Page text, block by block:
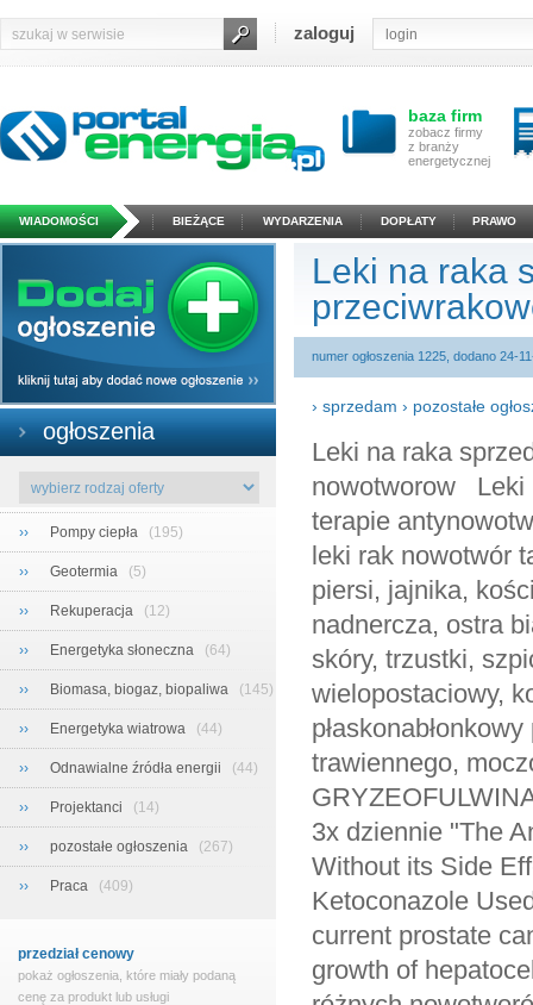
zaloguj
baza firm
zobacz firmy
z branży
energetycznej
WIADOMOŚCI BIEŻĄCE WYDARZENIA DOPŁATY PRAWO
ogłoszenia
›› Pompy ciepła (195)
›› Geotermia (5)
›› Rekuperacja (12)
›› Energetyka słoneczna (64)
›› Biomasa, biogaz, biopaliwa (145)
›› Energetyka wiatrowa (44)
›› Odnawialne źródła energii (44)
›› Projektanci (14)
›› pozostałe ogłoszenia (267)
›› Praca (409)
przedział cenowy
pokaż ogłoszenia, które miały podaną
cenę za produkt lub usługi
Leki na raka
numer ogłoszenia 1225, dodano 24-
› sprzedam › pozostałe
Leki na raka sprzedam cytostatyki nowotwor przeciwrakowe terapia nowotworow Leki przeciwpasożytnicze, przeciwgrzybicze, antybiotyki terapie antynowotworowe w leczeniu raka alternatywne eksperymentalne leki rak nowotwór tarczycy, prostaty, wątroby, skóry, płuc, jelita grubego, piersi, jajnika, kości, mózgu, odbytu, wątrobowokomórkowy, kory nadnercza, ostra białaczka szpikowa, głowy i szyi, podstawnokomórkowy skóry, trzustki, szpiczak mnogi, kostniakomięsak, mięsak, rdzeniak, glejak wielopostaciowy, kolczystokomórkowy skóry głowy i szyi, płaskonabłonkowy przełyku, przewlekła białaczka szpikowa, raki systemu trawiennego, moczowego, krwi, reprodukcyjnego, glejak mózgu, czerniak GRYZEOFULWINA Działa na większość rodzajów raka. Dawkowanie 500g 3x dziennie "The Anti-Fungal drug Griseofulvin: Like Chemotheraphy but Without its Side Effects" KETOKONAZOL Rak prostaty "When is Ketoconazole Used for Prostate Cancer?" "The role of ketoconazole in current prostate cancer care" Wątroby "Ketoconazole suppresses the growth of hepatocellular carcinoma" VERMOX MEBENDAZOL Wiele różnych nowotworów "Mebendazole, a well-known anti-helminthic drug in wide clinical use, has anti-cancer properties that have been elucidated in a broad range of pre-clinical studies across a number of different cancer types. Significantly, there are also two case reports of anti-cancer activity in humans." Dawkowanie minimum 2x100mg "Repurposing Drugs in Oncology (ReDO)—mebendazole as an anti-cancer agent" "Mebendazole: A Cancer Fighting Drug We Find at the Supermarket" Kostniakomięsak, mięsak, rak skóry, płuc, jelita grubego, piersi, jajnika, wątrobowokomórkowy, kory nadnercza, ostra białaczka szpikowa, glejak wielopostaciowy, rdzeniak. "Preclinical studies show that mebendazole notably impedes the growth of malignant and metastatic tumors such as osteosarcoma and soft tissue sarcoma, melanoma, carcinoma (lung, colorectal, breast, ovarian, hepatocellular and adrenocortical), acute myeloid leukaemia, glioblastoma multiforme and meduloblastoma." "Application of a widely-used tropical anti-worm agent,mebendazole, in modern oncology" Nowotwór mózgu, przykład: "The drug cocktail is prescribed by Care Oncology, a private clinic in London, which recommends a statin (a cholesterol-lowering drug), metformin (used to treat type-2 diabetes), doxycycline (an antibiotic) and mebendazole (an anti-worming agent). These may sound radical, but are actually safe, cheap, generic medicines with evidence of some anti-cancer effects." "“Repurposing” off-patent drugs offers big hopes of new treatments" Trzustki "“We are advocating